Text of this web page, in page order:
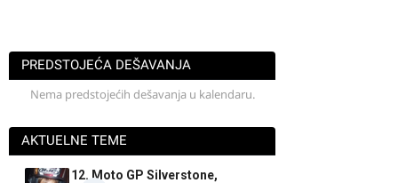
PREDSTOJEĆA DEŠAVANJA
Nema predstojećih dešavanja u kalendaru.
AKTUELNE TEME
12. Moto GP Silverstone,